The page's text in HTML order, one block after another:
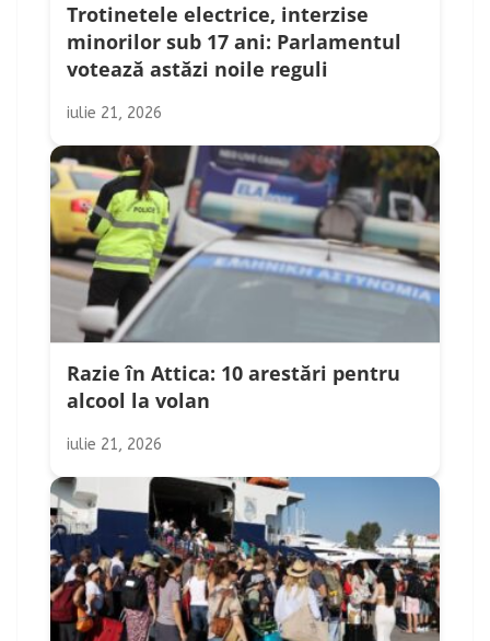
Trotinetele electrice, interzise
minorilor sub 17 ani: Parlamentul
votează astăzi noile reguli
iulie 21, 2026
Razie în Attica: 10 arestări pentru
alcool la volan
iulie 21, 2026